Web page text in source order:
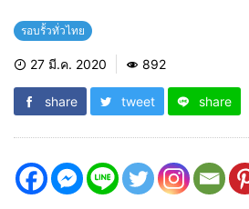
รอบรั้วทั่วไทย
27 มี.ค. 2020 892
share tweet share